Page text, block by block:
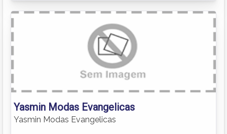
Yasmin Modas Evangelicas
Yasmin Modas Evangelicas